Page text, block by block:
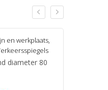
en werkplaats,
diameter 80